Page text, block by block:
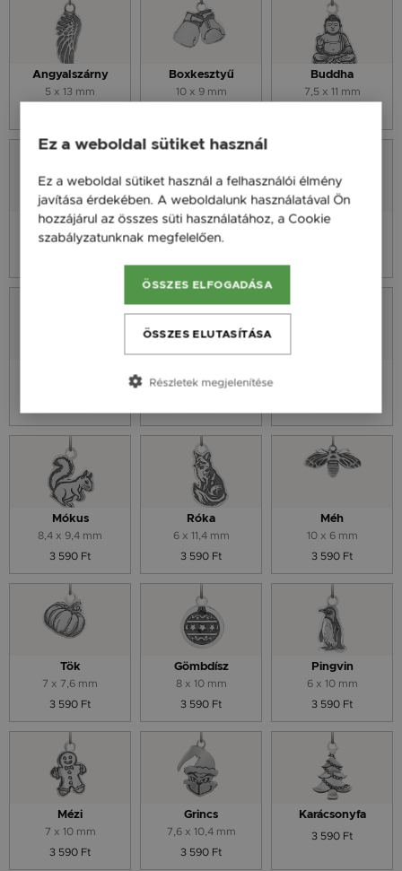
Angyalszárny
5 x 13 mm
Boxkesztyű
10 x 9 mm
Buddha
7,5 x 11 mm
Elefánt
9 x 10,3 mm
Életfa
8 x 9,7 mm
Focilabda
7 x 10 mm
Mókus
8,4 x 9,4 mm
3 590 Ft
Róka
6 x 11,4 mm
3 590 Ft
Méh
10 x 6 mm
3 590 Ft
Tök
7 x 7,6 mm
3 590 Ft
Gömbdísz
8 x 10 mm
3 590 Ft
Pingvin
6 x 10 mm
3 590 Ft
Mézi
7 x 10 mm
3 590 Ft
Grincs
7,6 x 10,4 mm
3 590 Ft
Karácsonyfa
3 590 Ft
Ez a weboldal sütiket használ
Ez a weboldal sütiket használ a felhasználói élmény
javítása érdekében. A weboldalunk használatával Ön
hozzájárul az összes süti használatához, a Cookie
szabályzatunknak megfelelően.
ÖSSZES ELFOGADÁSA
ÖSSZES ELUTASÍTÁSA
Részletek megjelenítése